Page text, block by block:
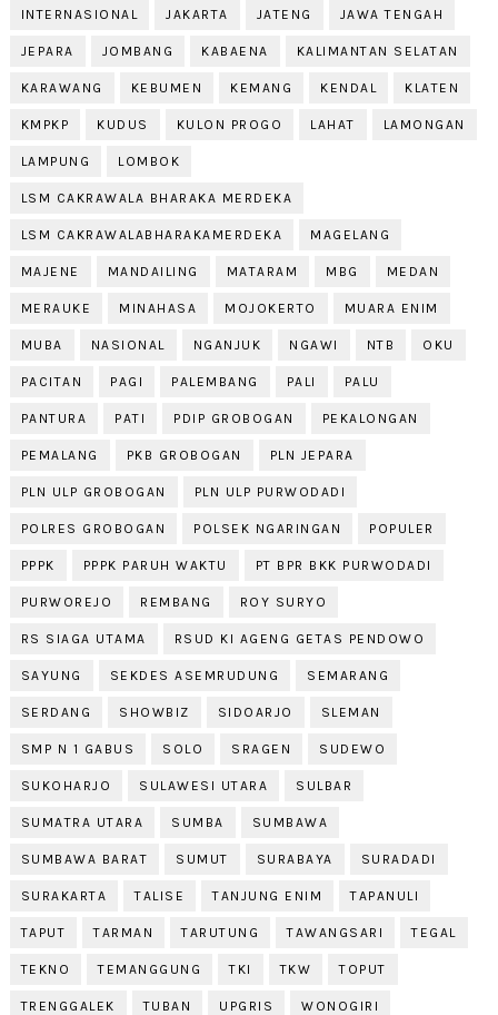
INTERNASIONAL JAKARTA JATENG JAWA TENGAH
JEPARA JOMBANG KABAENA KALIMANTAN SELATAN
KARAWANG KEBUMEN KEMANG KENDAL KLATEN
KMPKP KUDUS KULON PROGO LAHAT LAMONGAN
LAMPUNG LOMBOK
LSM CAKRAWALA BHARAKA MERDEKA
LSM CAKRAWALABHARAKAMERDEKA MAGELANG
MAJENE MANDAILING MATARAM MBG MEDAN
MERAUKE MINAHASA MOJOKERTO MUARA ENIM
MUBA NASIONAL NGANJUK NGAWI NTB OKU
PACITAN PAGI PALEMBANG PALI PALU
PANTURA PATI PDIP GROBOGAN PEKALONGAN
PEMALANG PKB GROBOGAN PLN JEPARA
PLN ULP GROBOGAN PLN ULP PURWODADI
POLRES GROBOGAN POLSEK NGARINGAN POPULER
PPPK PPPK PARUH WAKTU PT BPR BKK PURWODADI
PURWOREJO REMBANG ROY SURYO
RS SIAGA UTAMA RSUD KI AGENG GETAS PENDOWO
SAYUNG SEKDES ASEMRUDUNG SEMARANG
SERDANG SHOWBIZ SIDOARJO SLEMAN
SMP N 1 GABUS SOLO SRAGEN SUDEWO
SUKOHARJO SULAWESI UTARA SULBAR
SUMATRA UTARA SUMBA SUMBAWA
SUMBAWA BARAT SUMUT SURABAYA SURADADI
SURAKARTA TALISE TANJUNG ENIM TAPANULI
TAPUT TARMAN TARUTUNG TAWANGSARI TEGAL
TEKNO TEMANGGUNG TKI TKW TOPUT
TRENGGALEK TUBAN UPGRIS WONOGIRI